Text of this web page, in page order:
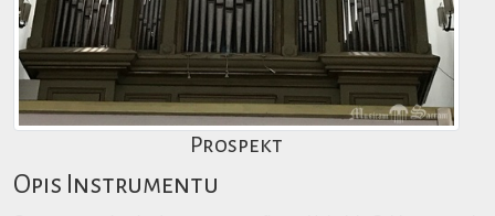
Prospekt
Opis Instrumentu